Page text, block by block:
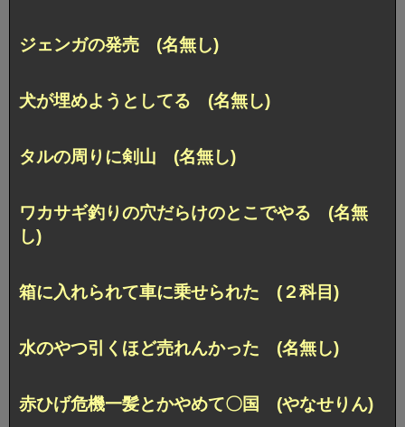
ジェンガの発売 (名無し)
犬が埋めようとしてる (名無し)
タルの周りに剣山 (名無し)
ワカサギ釣りの穴だらけのとこでやる (名無
し)
箱に入れられて車に乗せられた (２科目)
水のやつ引くほど売れんかった (名無し)
赤ひげ危機一髪とかやめて〇国 (やなせりん)